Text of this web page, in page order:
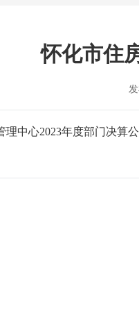
怀化市住
理中心2023年度部门决算